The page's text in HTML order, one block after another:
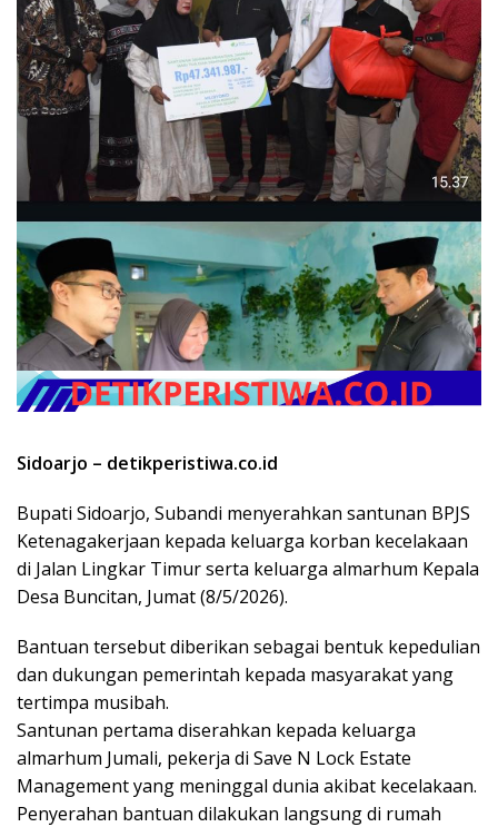
Sidoarjo – detikperistiwa.co.id
Bupati Sidoarjo, Subandi menyerahkan santunan BPJS
Ketenagakerjaan kepada keluarga korban kecelakaan
di Jalan Lingkar Timur serta keluarga almarhum Kepala
Desa Buncitan, Jumat (8/5/2026).
Bantuan tersebut diberikan sebagai bentuk kepedulian
dan dukungan pemerintah kepada masyarakat yang
tertimpa musibah.
Santunan pertama diserahkan kepada keluarga
almarhum Jumali, pekerja di Save N Lock Estate
Management yang meninggal dunia akibat kecelakaan.
Penyerahan bantuan dilakukan langsung di rumah